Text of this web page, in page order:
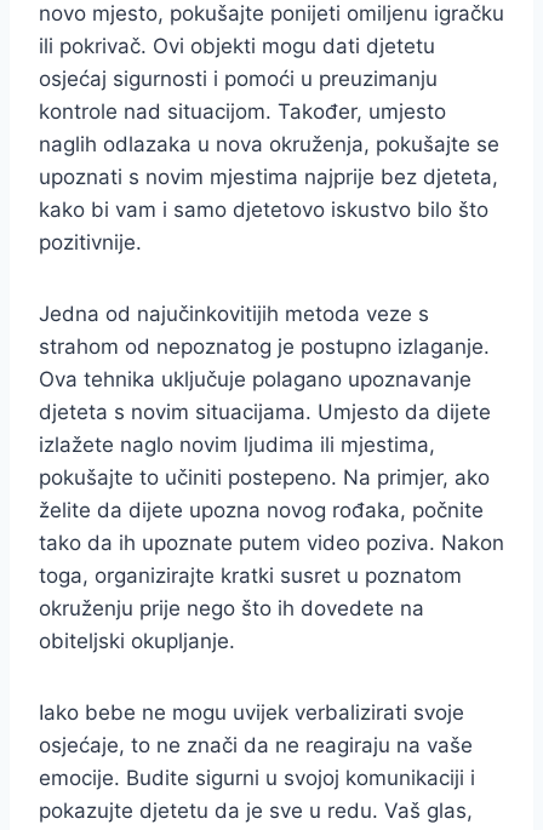
novo mjesto, pokušajte ponijeti omiljenu igračku
ili pokrivač. Ovi objekti mogu dati djetetu
osjećaj sigurnosti i pomoći u preuzimanju
kontrole nad situacijom. Također, umjesto
naglih odlazaka u nova okruženja, pokušajte se
upoznati s novim mjestima najprije bez djeteta,
kako bi vam i samo djetetovo iskustvo bilo što
pozitivnije.
Jedna od najučinkovitijih metoda veze s
strahom od nepoznatog je postupno izlaganje.
Ova tehnika uključuje polagano upoznavanje
djeteta s novim situacijama. Umjesto da dijete
izlažete naglo novim ljudima ili mjestima,
pokušajte to učiniti postepeno. Na primjer, ako
želite da dijete upozna novog rođaka, počnite
tako da ih upoznate putem video poziva. Nakon
toga, organizirajte kratki susret u poznatom
okruženju prije nego što ih dovedete na
obiteljski okupljanje.
Iako bebe ne mogu uvijek verbalizirati svoje
osjećaje, to ne znači da ne reagiraju na vaše
emocije. Budite sigurni u svojoj komunikaciji i
pokazujte djetetu da je sve u redu. Vaš glas,